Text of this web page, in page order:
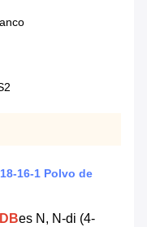
16-1 Polvo de
es N, N-di (4-